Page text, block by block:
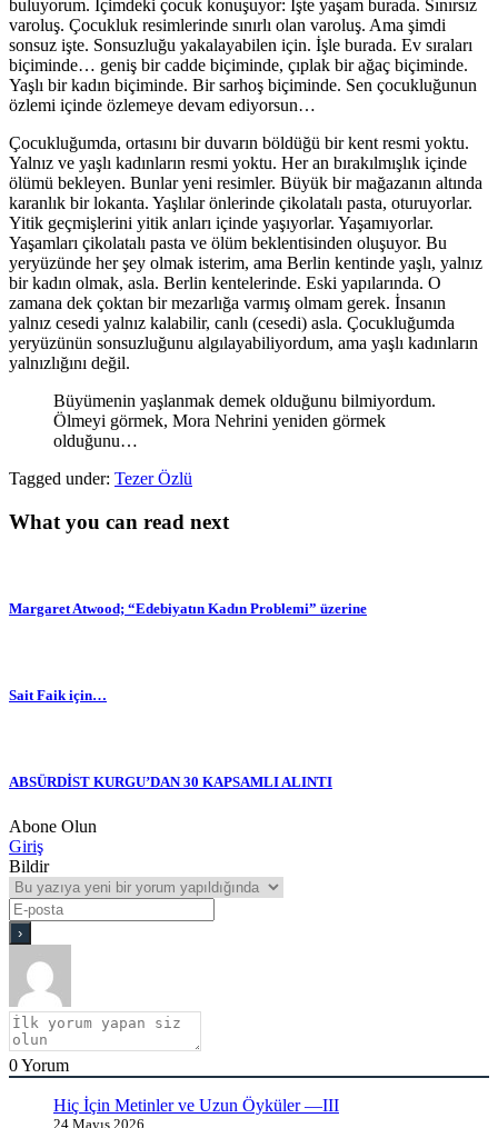
buluyorum. İçimdeki çocuk konuşuyor: İşte yaşam burada. Sınırsız
varoluş. Çocukluk resimlerinde sınırlı olan varoluş. Ama şimdi
sonsuz işte. Sonsuzluğu yakalayabilen için. İşle burada. Ev sıraları
biçiminde… geniş bir cadde biçiminde, çıplak bir ağaç biçiminde.
Yaşlı bir kadın biçiminde. Bir sarhoş biçiminde. Sen çocukluğunun
özlemi içinde özlemeye devam ediyorsun…
Çocukluğumda, ortasını bir duvarın böldüğü bir kent resmi yoktu.
Yalnız ve yaşlı kadınların resmi yoktu. Her an bırakılmışlık içinde
ölümü bekleyen. Bunlar yeni resimler. Büyük bir mağazanın altında
karanlık bir lokanta. Yaşlılar önlerinde çikolatalı pasta, oturuyorlar.
Yitik geçmişlerini yitik anları içinde yaşıyorlar. Yaşamıyorlar.
Yaşamları çikolatalı pasta ve ölüm beklentisinden oluşuyor. Bu
yeryüzünde her şey olmak isterim, ama Berlin kentinde yaşlı, yalnız
bir kadın olmak, asla. Berlin kentelerinde. Eski yapılarında. O
zamana dek çoktan bir mezarlığa varmış olmam gerek. İnsanın
yalnız cesedi yalnız kalabilir, canlı (cesedi) asla. Çocukluğumda
yeryüzünün sonsuzluğunu algılayabiliyordum, ama yaşlı kadınların
yalnızlığını değil.
Büyümenin yaşlanmak demek olduğunu bilmiyordum.
Ölmeyi görmek, Mora Nehrini yeniden görmek
olduğunu…
Tagged under: Tezer Özlü
What you can read next
Margaret Atwood; “Edebiyatın Kadın Problemi” üzerine
Sait Faik için…
ABSÜRDİST KURGU’DAN 30 KAPSAMLI ALINTI
Abone Olun
Giriş
Bildir
0Yorum
Hiç İçin Metinler ve Uzun Öyküler —III
24 Mayıs 2026